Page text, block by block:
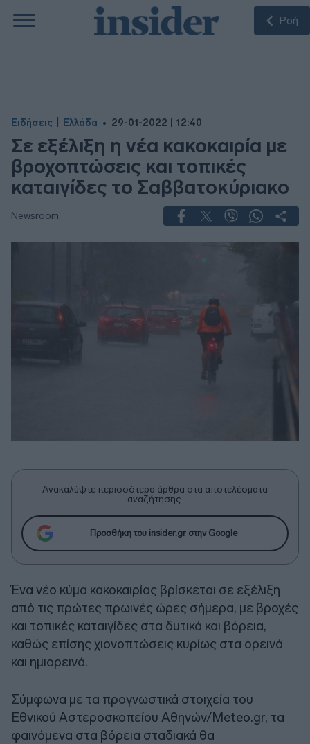
Ροή
Ειδήσεις Ελλάδα 29-01-2022 | 12:40
Σε εξέλιξη η νέα κακοκαιρία με
βροχοπτώσεις και τοπικές
καταιγίδες το Σαββατοκύριακο
Newsroom
Ανακαλύψτε περισσότερα άρθρα στα αποτελέσματα
αναζήτησης.
Προσθήκη του insider.gr στην Google
Ένα νέο κύμα κακοκαιρίας βρίσκεται σε εξέλιξη
από τις πρώτες πρωινές ώρες σήμερα, με βροχές
και τοπικές καταιγίδες στα δυτικά και βόρεια,
καθώς επίσης χιονοπτώσεις κυρίως στα ορεινά
και ημιορεινά.
Σύμφωνα με τα προγνωστικά στοιχεία του
Εθνικού Αστεροσκοπείου Αθηνών/Meteo.gr, τα
φαινόμενα στα βόρεια σταδιακά θα